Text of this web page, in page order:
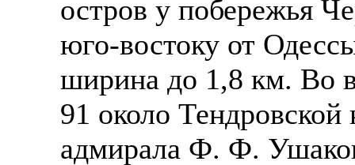
# работа за границей
# работа за рубежом
# трудоустройство за
# трудоустройство за
В направлениях: без
консультирование,
остров у побережья
юго-востоку от
ширина до 1,8 км. Во
91 около Тендровской
адмирала Ф. Ф.